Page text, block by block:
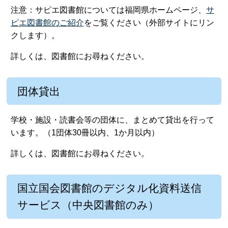
注意：サピエ図書館については福岡県ホームページ、 サ
ピエ図書館のご紹介をご覧ください（外部サイトにリン
クします）。
詳しくは、図書館にお尋ねください。
団体貸出
学校・施設・読書会等の団体に、まとめて貸出を行って
います。（1団体30冊以内、1か月以内）
詳しくは、図書館にお尋ねください。
国立国会図書館のデジタル化資料送信
サービス（中央図書館のみ）